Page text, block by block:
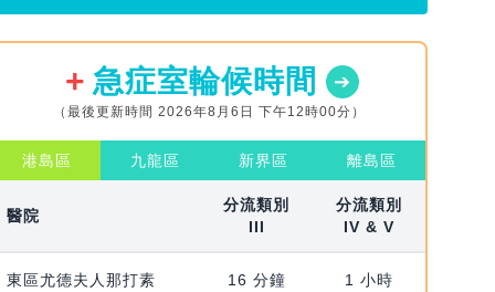
急症室輪候時間
（最後更新時間 2026年8月6日 下午12時00分）
港島區 九龍區 新界區 離島區
醫院
分流類別
III
分流類別
IV & V
東區尤德夫人那打素
16 分鐘
1 小時